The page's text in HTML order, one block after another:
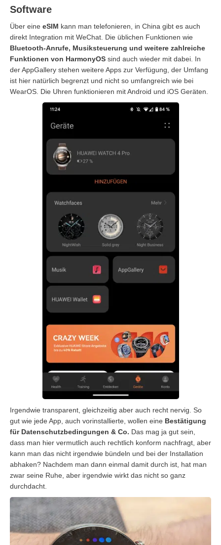
Software
Über eine eSIM kann man telefonieren, in China gibt es auch
direkt Integration mit WeChat. Die üblichen Funktionen wie
Bluetooth-Anrufe, Musiksteuerung und weitere zahlreiche
Funktionen von HarmonyOS sind auch wieder mit dabei. In
der AppGallery stehen weitere Apps zur Verfügung, der Umfang
ist hier natürlich begrenzt und nicht so umfangreich wie bei
WearOS. Die Uhren funktionieren mit Android und iOS Geräten.
Irgendwie transparent, gleichzeitig aber auch recht nervig. So
gut wie jede App, auch vorinstallierte, wollen eine Bestätigung
für Datenschutzbedingungen & Co. Das mag ja gut sein,
dass man hier vermutlich auch rechtlich konform nachfragt, aber
kann man das nicht irgendwie bündeln und bei der Installation
abhaken? Nachdem man dann einmal damit durch ist, hat man
zwar seine Ruhe, aber irgendwie wirkt das nicht so ganz
durchdacht.